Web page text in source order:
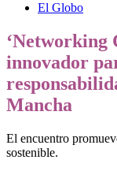
El Globo
‘Networking
innovador
Mancha
El encuentro
sostenible.